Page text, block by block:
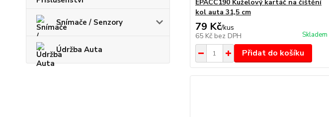
Snímače / Senzory
Údržba Auta
EPACC190 Kuželový kartáč na čištění
kol auta 31,5 cm
79 Kč/kus
65 Kč bez DPH Skladem
Přidat do košíku